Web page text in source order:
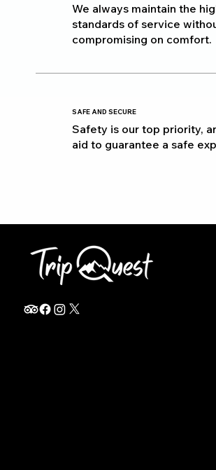
We always maintain the
standards of service
compromising on comfort.
SAFE AND SECURE
Safety is our top priority,
aid to guarantee a safe